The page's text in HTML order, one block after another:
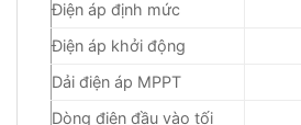
Điện áp định mức
Điện áp khởi động
Dải điện áp MPPT
Dòng điện đầu vào tối